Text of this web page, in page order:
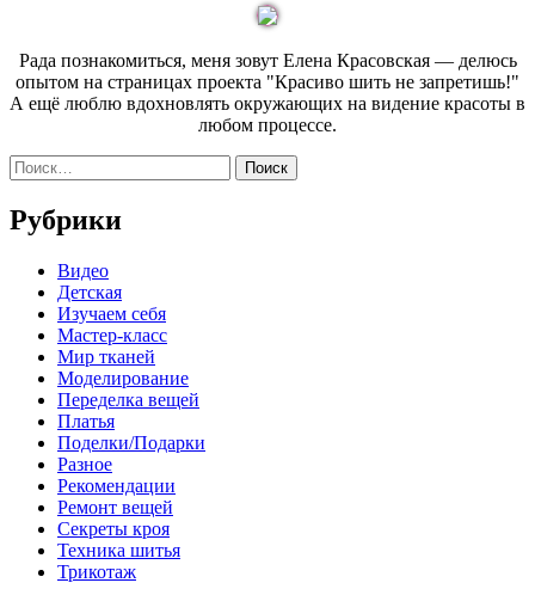
Рада познакомиться, меня зовут Елена Красовская — делюсь
опытом на страницах проекта "Красиво шить не запретишь!"
А ещё люблю вдохновлять окружающих на видение красоты в
любом процессе.
Найти:
Рубрики
Видео
Детская
Изучаем себя
Мастер-класс
Мир тканей
Моделирование
Переделка вещей
Платья
Поделки/Подарки
Разное
Рекомендации
Ремонт вещей
Секреты кроя
Техника шитья
Трикотаж